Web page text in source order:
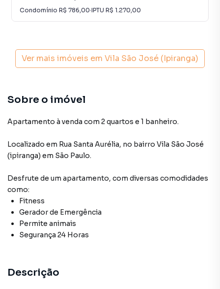
Condomínio R$ 786,00·IPTU R$ 1.270,00
Ver mais imóveis em Vila São José (Ipiranga)
Sobre o imóvel
Apartamento à venda com 2 quartos e 1 banheiro.
Localizado em Rua Santa Aurélia, no bairro Vila São José
(ipiranga) em São Paulo.
Desfrute de um apartamento, com diversas comodidades
como:
Fitness
Gerador de Emergência
Permite animais
Segurança 24 Horas
Descrição